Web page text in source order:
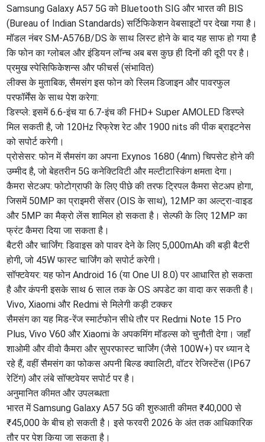
Samsung Galaxy A57 5G को Bluetooth SIG और भारत की BIS
(Bureau of Indian Standards) सर्टिफिकेशन वेबसाइटों पर देखा गया है।
मॉडल नंबर SM-A576B/DS के साथ लिस्ट होने के बाद यह साफ हो गया है
कि फोन का ग्लोबल और इंडियन लॉन्च अब बस कुछ ही दिनों की दूरी पर है।
​प्रमुख स्पेसिफिकेशन्स और फीचर्स (संभावित)
​लीक्स के मुताबिक, सैमसंग इस फोन को स्लिम डिजाइन और पावरफुल
परफॉर्मेंस के साथ पेश करेगा:
​डिस्प्ले: इसमें 6.6-इंच या 6.7-इंच की FHD+ Super AMOLED डिस्प्ले
मिल सकती है, जो 120Hz रिफ्रेश रेट और 1900 nits की पीक ब्राइटनेस
को सपोर्ट करेगी।
​प्रोसेसर: फोन में सैमसंग का अपना Exynos 1680 (4nm) चिपसेट होने की
उम्मीद है, जो बेहतरीन 5G कनेक्टिविटी और मल्टीटास्किंग क्षमता देगा।
​कैमरा सेटअप: फोटोग्राफी के लिए पीछे की तरफ ट्रिपल कैमरा सेटअप होगा,
जिसमें 50MP का प्राइमरी सेंसर (OIS के साथ), 12MP का अल्ट्रा-वाइड
और 5MP का मैक्रो लेंस शामिल हो सकता है। सेल्फी के लिए 12MP का
फ्रंट कैमरा दिया जा सकता है।
​बैटरी और चार्जिंग: डिवाइस को पावर देने के लिए 5,000mAh की बड़ी बैटरी
होगी, जो 45W फास्ट चार्जिंग को सपोर्ट करेगी।
​सॉफ्टवेयर: यह फोन Android 16 (या One UI 8.0) पर आधारित हो सकता
है और कंपनी इसके साथ 6 साल तक के OS अपडेट का वादा कर सकती है।
​Vivo, Xiaomi और Redmi से मिलेगी कड़ी टक्कर
​सैमसंग का यह मिड-रेंज स्मार्टफोन सीधे तौर पर Redmi Note 15 Pro
Plus, Vivo V60 और Xiaomi के अपकमिंग मॉडल्स को चुनौती देगा। जहाँ
शाओमी और वीवो कैमरा और सुपरफास्ट चार्जिंग (जैसे 100W+) पर ध्यान दे
रहे हैं, वहीं सैमसंग का फोकस अपनी बिल्ड क्वालिटी, वॉटर रेजिस्टेंस (IP67
रेटिंग) और लंबे सॉफ्टवेयर सपोर्ट पर है।
​अनुमानित कीमत और उपलब्धता
​भारत में Samsung Galaxy A57 5G की शुरुआती कीमत ₹40,000 से
₹45,000 के बीच हो सकती है। इसे फरवरी 2026 के अंत तक आधिकारिक
तौर पर पेश किया जा सकता है।